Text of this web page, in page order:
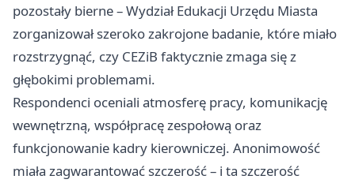
pozostały bierne – Wydział Edukacji Urzędu Miasta
zorganizował szeroko zakrojone badanie, które miało
rozstrzygnąć, czy CEZiB faktycznie zmaga się z
głębokimi problemami.
Respondenci oceniali atmosferę pracy, komunikację
wewnętrzną, współpracę zespołową oraz
funkcjonowanie kadry kierowniczej. Anonimowość
miała zagwarantować szczerość – i ta szczerość